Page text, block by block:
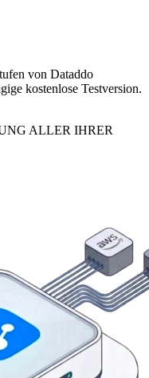
von Dataddo
kostenlose Testversion.
ALLER IHRER